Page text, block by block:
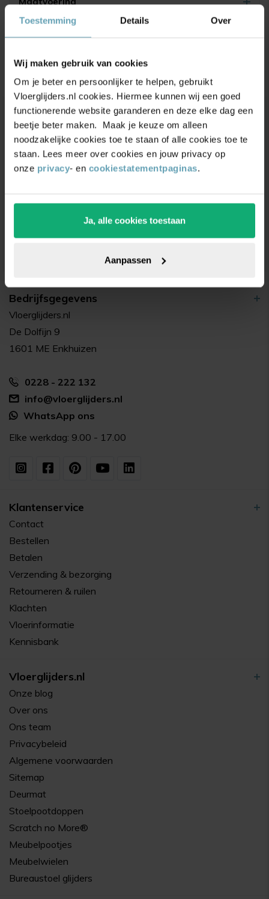
Toestemming Details Over
Wij maken gebruik van cookies
Om je beter en persoonlijker te helpen, gebruikt
Vloerglijders.nl cookies. Hiermee kunnen wij een goed
functionerende website garanderen en deze elke dag een
beetje beter maken. Maak je keuze om alleen
noodzakelijke cookies toe te staan of alle cookies toe te
staan. Lees meer over cookies en jouw privacy op
onze privacy- en cookiestatementpaginas.
Ja, alle cookies toestaan
Aanpassen
Productbeoordelingen
Uniekekortingsactiesen
inspiratieontvangen?
je eerste bestelling.
Bedrijfsgegevens
Vloerglijders.nl
De Dolfijn 9
1601 ME Enkhuizen
0228 - 222 132
info@vloerglijders.nl
WhatsApp ons
Elke werkdag: 9.00 - 17.00
Klantenservice
Contact
Bestellen
Betalen
Verzending & bezorging
Retourneren & ruilen
Klachten
Vloerinformatie
Kennisbank
Vloerglijders.nl
Onze blog
Over ons
Ons team
Privacybeleid
Algemene voorwaarden
Sitemap
Deurmat
Stoelpootdoppen
Scratch no More®
Meubelpootjes
Meubelwielen
Bureaustoel glijders